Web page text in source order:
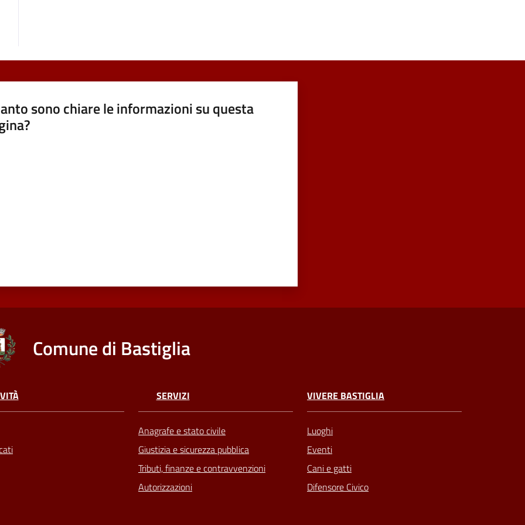
sono chiare le informazioni su questa
Comune di Bastiglia
SERVIZI
Anagrafe e stato civile
Giustizia e sicurezza pubblica
Tributi, finanze e contravvenzioni
Autorizzazioni
VIVERE BASTIGLIA
Luoghi
Eventi
Cani e gatti
Difensore Civico